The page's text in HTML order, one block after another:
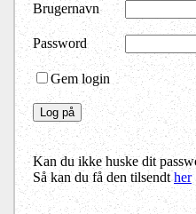
Brugernavn
Password
Gem login
Kan du ikke huske dit
Så kan du få den tilsendther